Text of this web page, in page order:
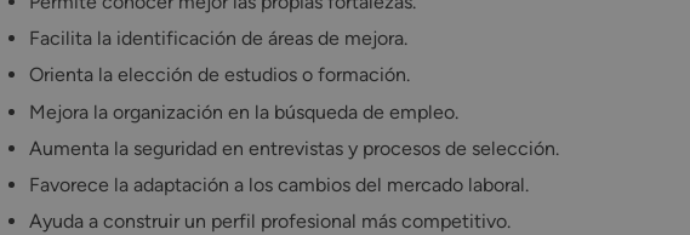
Facilita la identificación de áreas de mejora.
Orienta la elección de estudios o formación.
Mejora la organización en la búsqueda de empleo.
Aumenta la seguridad en entrevistas y procesos de selección.
Favorece la adaptación a los cambios del mercado laboral.
Ayuda a construir un perfil profesional más competitivo.